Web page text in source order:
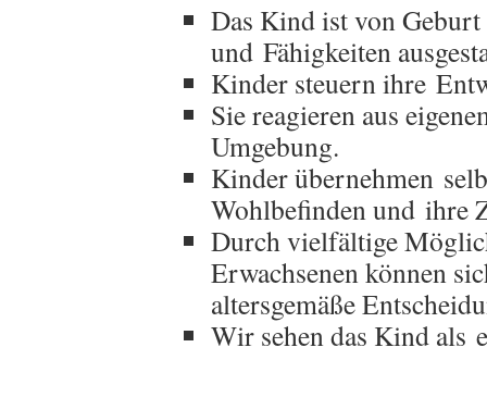
Das Kind ist von
und Fähigkeiten
Kinder steuern ihre
Sie reagieren aus
Umgebung.
Kinder übernehmen
Wohlbefinden und ihre
Durch vielfältige
Erwachsenen können
altersgemäße
Wir sehen das Kind als